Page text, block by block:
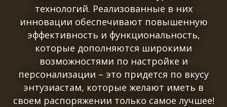
технологий. Реализованные в них
инновации обеспечивают повышенную
эффективность и функциональность,
которые дополняются широкими
возможностями по настройке и
персонализации – это придется по вкусу
энтузиастам, которые желают иметь в
своем распоряжении только самое лучшее!